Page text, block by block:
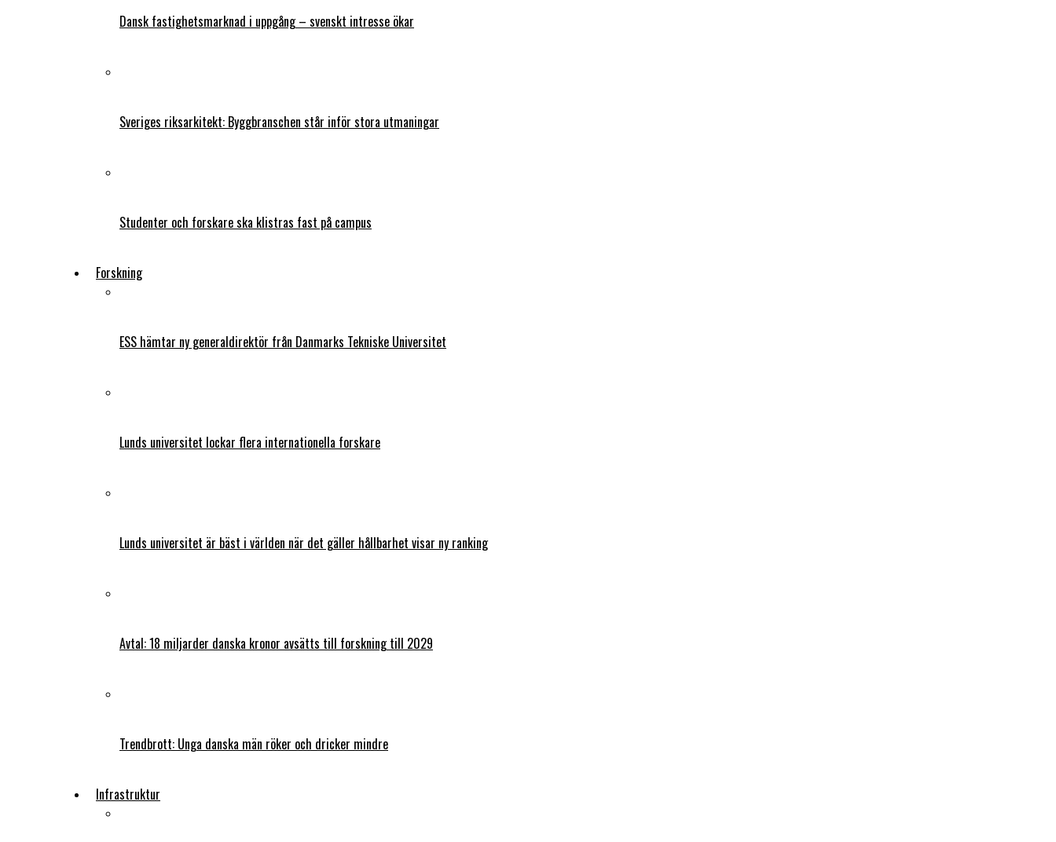
Dansk fastighetsmarknad i uppgång – svenskt intresse ökar
Sveriges riksarkitekt: Byggbranschen står inför stora utmaningar
Studenter och forskare ska klistras fast på campus
Forskning
ESS hämtar ny generaldirektör från Danmarks Tekniske Universitet
Lunds universitet lockar flera internationella forskare
Lunds universitet är bäst i världen när det gäller hållbarhet visar ny ranking
Avtal: 18 miljarder danska kronor avsätts till forskning till 2029
Trendbrott: Unga danska män röker och dricker mindre
Infrastruktur